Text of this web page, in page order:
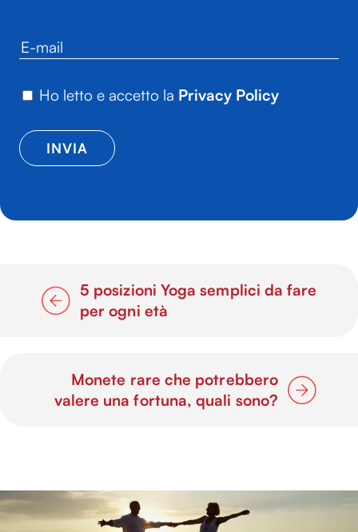
Ho letto e accetto la Privacy Policy
5 posizioni Yoga semplici da fare
per ogni età
Monete rare che potrebbero
valere una fortuna, quali sono?